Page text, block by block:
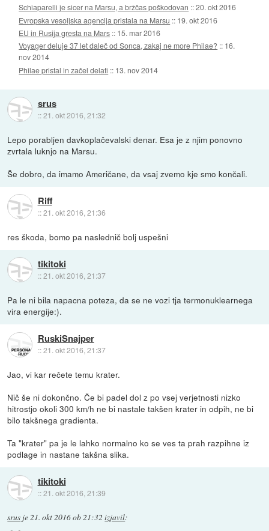
Schiaparelli je sicer na Marsu, a bržčas poškodovan ::20. okt 2016
Evropska vesoljska agencija pristala na Marsu :: 19. okt 2016
EU in Rusija gresta na Mars :: 15. mar 2016
Voyager deluje 37 let daleč od Sonca, zakaj ne more Philae? :: 16.
nov 2014
Philae pristal in začel delati :: 13. nov 2014
srus
::21. okt 2016, 21:32
Lepo porabljen davkoplačevalski denar. Esa je z njim ponovno
zvrtala luknjo na Marsu.
Še dobro, da imamo Američane, da vsaj zvemo kje smo končali.
Riff
::21. okt 2016, 21:36
res škoda, bomo pa naslednič bolj uspešni
tikitoki
::21. okt 2016, 21:37
Pa le ni bila napacna poteza, da se ne vozi tja termonuklearnega
vira energije:).
RuskiSnajper
::21. okt 2016, 21:37
Jao, vi kar rečete temu krater.
Nič še ni dokončno. Če bi padel dol z po vsej verjetnosti nizko
hitrostjo okoli 300 km/h ne bi nastale takšen krater in odpih, ne bi
bilo takšnega gradienta.
Ta "krater" pa je le lahko normalno ko se ves ta prah razpihne iz
podlage in nastane takšna slika.
tikitoki
::21. okt 2016, 21:39
srus je21. okt 2016 ob 21:32 izjavil: